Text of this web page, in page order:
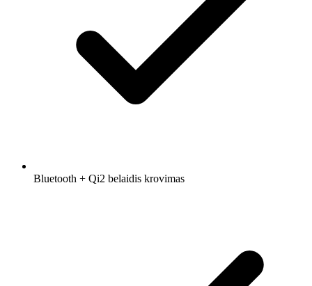
Bluetooth + Qi2 belaidis krovimas